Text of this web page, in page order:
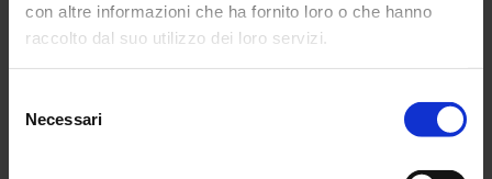
con altre informazioni che ha fornito loro o che hanno
raccolto dal suo utilizzo dei loro servizi.
di confidenzialità
delNecessari
18 Gen 2026